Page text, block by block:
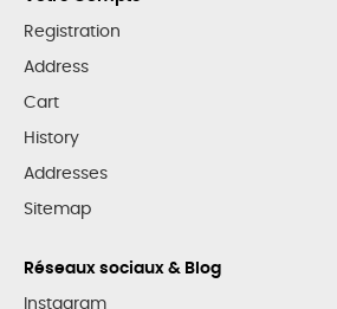
Registration
Address
Cart
History
Addresses
Sitemap
Réseaux sociaux & Blog
Instagram